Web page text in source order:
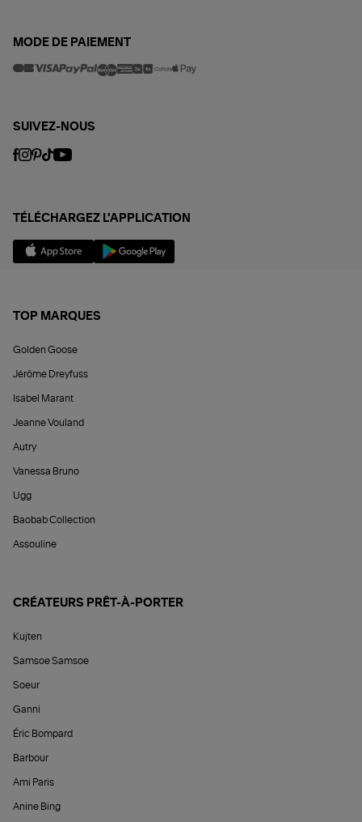
MODE DE PAIEMENT
SUIVEZ-NOUS
TÉLÉCHARGEZ L'APPLICATION
TOP MARQUES
Golden Goose
Jérôme Dreyfuss
Isabel Marant
Jeanne Vouland
Autry
Vanessa Bruno
Ugg
Baobab Collection
Assouline
CRÉATEURS PRÊT-À-PORTER
Kujten
Samsoe Samsoe
Soeur
Ganni
Éric Bompard
Barbour
Ami Paris
Anine Bing